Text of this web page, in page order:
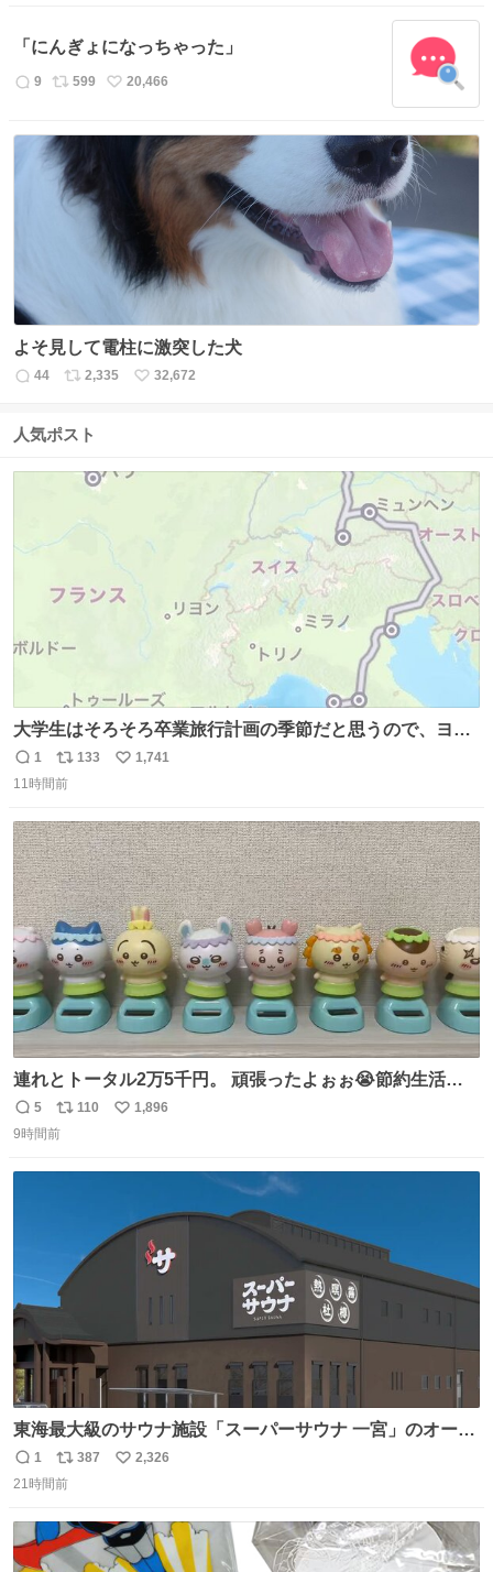
数
ス
ト
数
ね
数
「にんぎょになっちゃった」
返
数
9
リ
ス
ト
数
599
い
ね
20,466
よそ見して電柱に激突した犬
返
数
44
リ
ス
数
2,335
い
32,672
人気ポスト
大学生はそろそろ卒業旅行計画の季節だと思うので、ヨー
ロッパ🇪🇺主要国を縦断できるおすすめルートをシェア！
•以下の国をほぼユーレイルパス(EU内電車乗り放題チケッ
🇧🇪 オランダ🇳🇱 ドイツ🇩🇪 イタリア🇮🇹
返
信
1
リ
ポ
ト
数
133
い
数
1,741
11時間前
連れとトータル2万5千円。 頑張ったよぉぉ😭節約生活の
始まり。笑
返
信
5
リ
ポ
110
い
1,896
9時間前
東海最大級のサウナ施設「スーパーサウナ 一宮」のオープ
ン日が2026年9月8日に決定‼️ 5種類の本格サウナや4種類の
⽔⾵呂、約50名が同時に休息できる休憩スペースなど、男
😍😍😍 ⬇️詳細ページ⬇️ supersento.com/chubu/aichi/ic…
返
信
1
リ
ポ
ト
数
387
い
数
2,326
21時間前